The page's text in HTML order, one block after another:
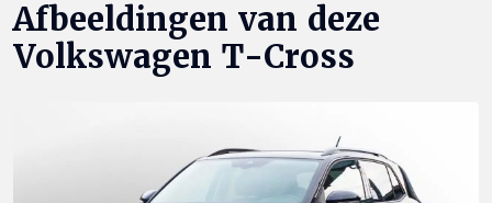
Afbeeldingen van deze
Volkswagen T-Cross